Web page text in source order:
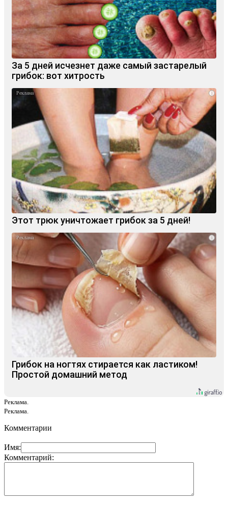
За 5 дней исчезнет даже самый застарелый
грибок: вот хитрость
i
Этот трюк уничтожает грибок за 5 дней!
i
Грибок на ногтях стирается как ластиком!
Простой домашний метод
Реклама.
Реклама.
Комментарии
Имя:
Комментарий: